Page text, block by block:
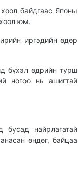
байдгаас Японы
юм.
иргэдийн өдөр
бүхэл өдрийн турш
ногоо нь ашигтай
бусад найрлагатай
өндөг, байцаа